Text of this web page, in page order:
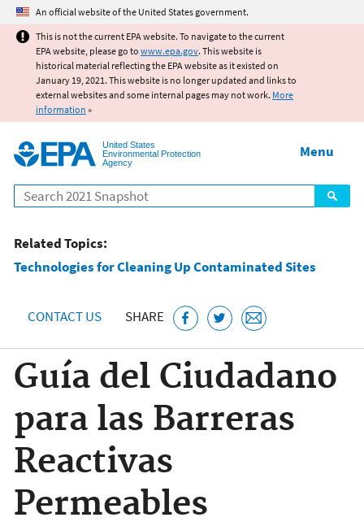
Jump to main content
An official website of the United States government.
This is not the current EPA website. To navigate to the current
EPA website, please go to www.epa.gov. This website is
historical material reflecting the EPA website as it existed on
January 19, 2021. This website is no longer updated and links to
external websites and some internal pages may not work. More
information »
United States
Environmental Protection
Agency
Search
Menu
Related Topics:
Technologies for Cleaning Up Contaminated Sites
CONTACT US SHARE
Guía del Ciudadano
para las Barreras
Reactivas
Permeables